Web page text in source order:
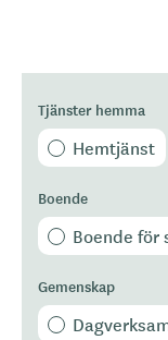
Tjänster hemma
Hemtjänst
Boende
Boende för
Gemenskap